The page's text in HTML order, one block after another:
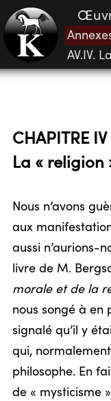
CHAPITRE IV
La « religion
Nous n’avons
aux
aussi n’aurions-
livre de M.
morale et de la
nous songé à en
signalé qu’il y
qui,
philosophe. En
de « mysticisme